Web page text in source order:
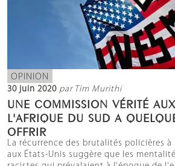
OPINION
30 juin 2020 par Tim Murithi
UNE COMMISSION VÉRITÉ
L'AFRIQUE DU SUD A
OFFRIR
La récurrence des brutalités policières
aux États-Unis suggère que les